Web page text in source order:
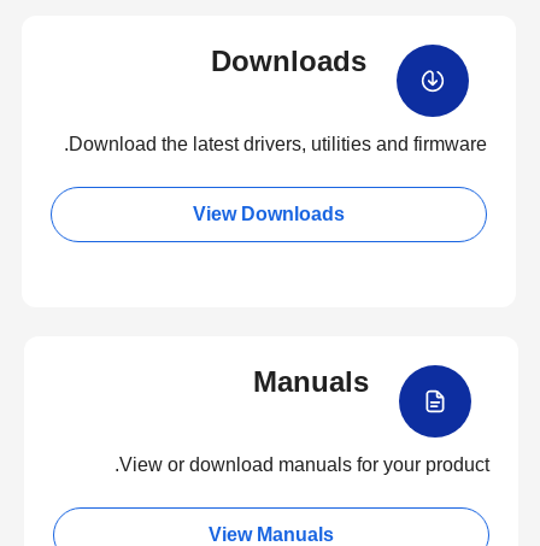
Downloads
Download the latest drivers, utilities and firmware.
View Downloads
Manuals
View or download manuals for your product.
View Manuals